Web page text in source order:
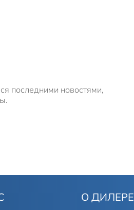
последними новостями,
О ДИЛЕРЕ